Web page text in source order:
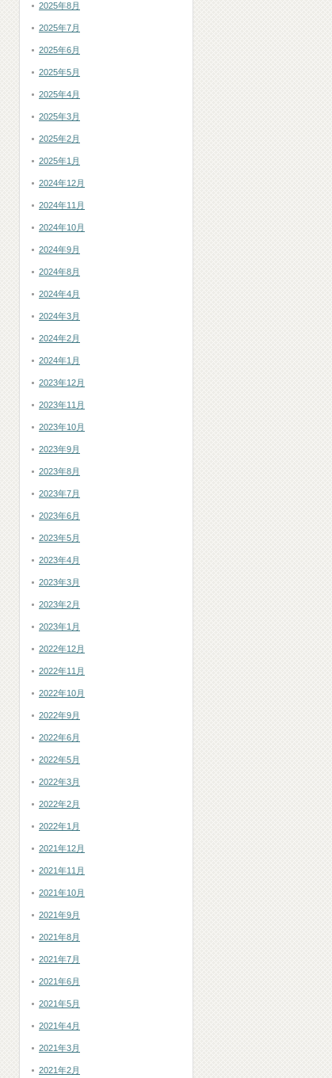
2025年8月
2025年7月
2025年6月
2025年5月
2025年4月
2025年3月
2025年2月
2025年1月
2024年12月
2024年11月
2024年10月
2024年9月
2024年8月
2024年4月
2024年3月
2024年2月
2024年1月
2023年12月
2023年11月
2023年10月
2023年9月
2023年8月
2023年7月
2023年6月
2023年5月
2023年4月
2023年3月
2023年2月
2023年1月
2022年12月
2022年11月
2022年10月
2022年9月
2022年6月
2022年5月
2022年3月
2022年2月
2022年1月
2021年12月
2021年11月
2021年10月
2021年9月
2021年8月
2021年7月
2021年6月
2021年5月
2021年4月
2021年3月
2021年2月